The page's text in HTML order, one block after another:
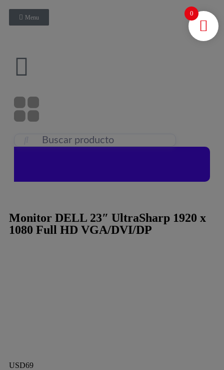
Menu
Monitor DELL 23″ UltraSharp 1920 x
1080 Full HD VGA/DVI/DP
USD69
0